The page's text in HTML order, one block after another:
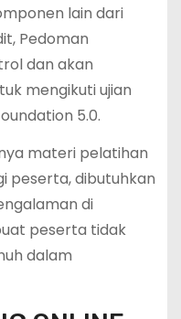
lain dari
Pedoman
dan akan
mengikuti ujian
5.0.
materi pelatihan
peserta, dibutuhkan
di
peserta tidak
dalam